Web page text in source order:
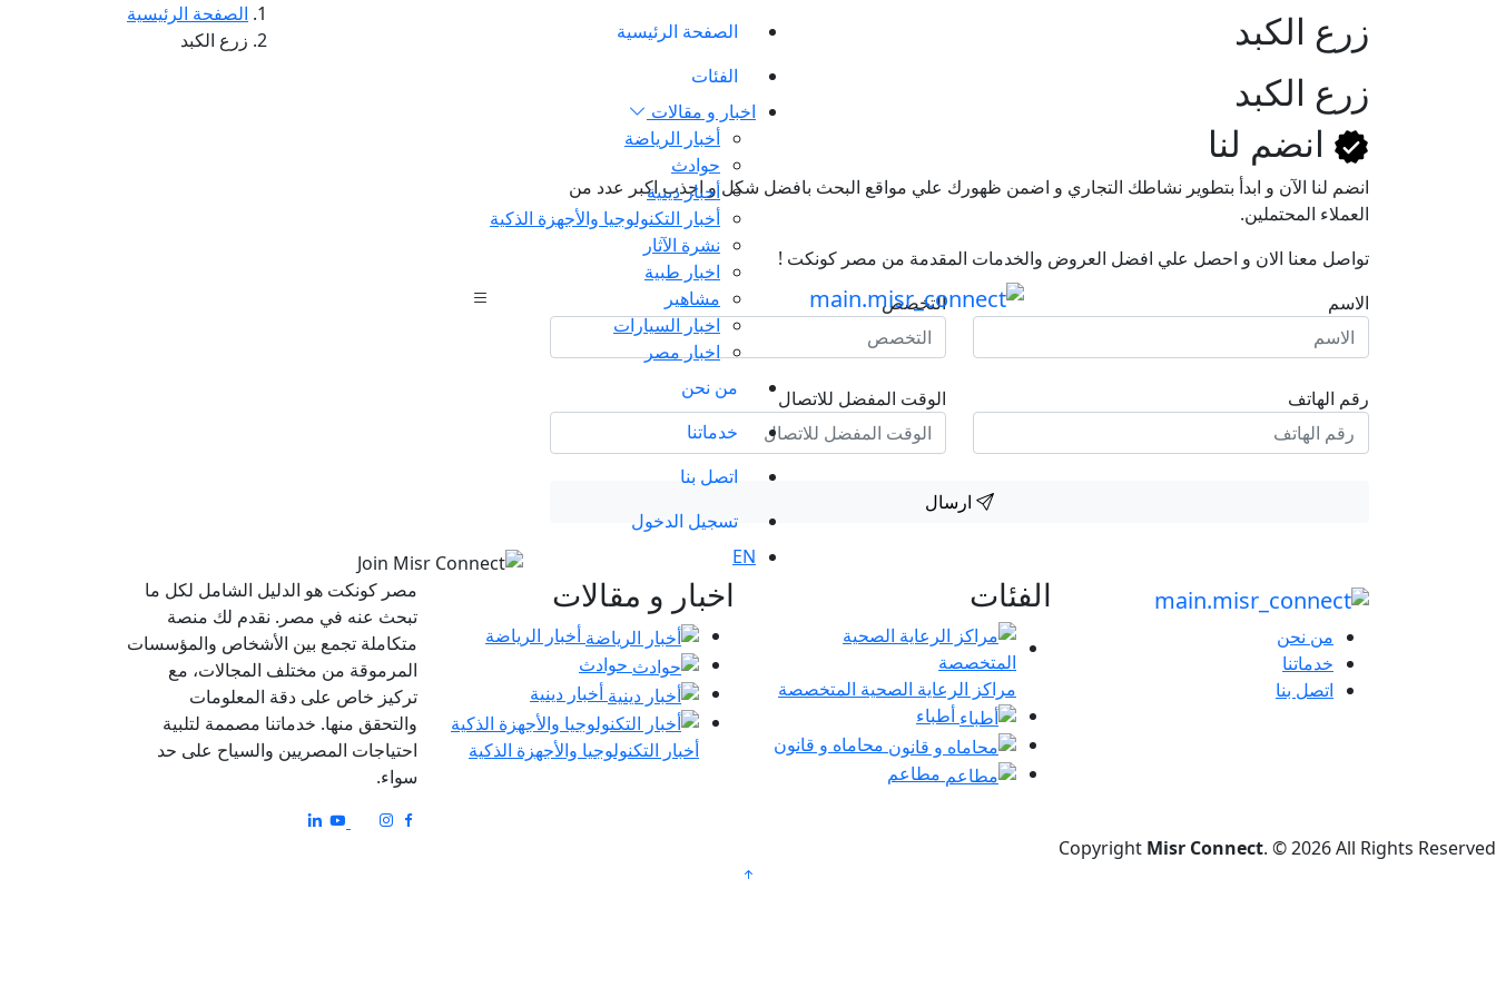
الصفحة الرئيسية
الفئات
اخبار و مقالات
أخبار الرياضة
حوادث
أخبار دينية
أخبار التكنولوجيا والأجهزة الذكية
نشرة الآثار
اخبار طبية
مشاهير
اخبار السيارات
اخبار مصر
من نحن
خدماتنا
اتصل بنا
تسجيل الدخول
EN
زرع الكبد
الصفحة الرئيسية
زرع الكبد
زرع الكبد
انضم لنا
انضم لنا اﻵن و ابدأ بتطوير نشاطك التجاري و اضمن ظهورك علي مواقع البحث بافضل شكل و اجذب اكبر عدد من
العملاء المحتملين.
تواصل معنا الان و احصل علي افضل العروض والخدمات المقدمة من مصر كونكت !
الاسم
رقم الهاتف
التخصص
الوقت المفضل للاتصال
ارسال
من نحن
خدماتنا
اتصل بنا
الفئات
مراكز الرعاية الصحية المتخصصة
أطباء
محاماه و قانون
مطاعم
اخبار و مقالات
أخبار الرياضة
حوادث
أخبار دينية
أخبار التكنولوجيا والأجهزة الذكية
مصر كونكت هو الدليل الشامل لكل ما
تبحث عنه في مصر. نقدم لك منصة
متكاملة تجمع بين الأشخاص والمؤسسات
المرموقة من مختلف المجالات، مع
تركيز خاص على دقة المعلومات
والتحقق منها. خدماتنا مصممة لتلبية
احتياجات المصريين والسياح على حد
سواء.
Copyright Misr Connect. © 2026 All Rights Reserved